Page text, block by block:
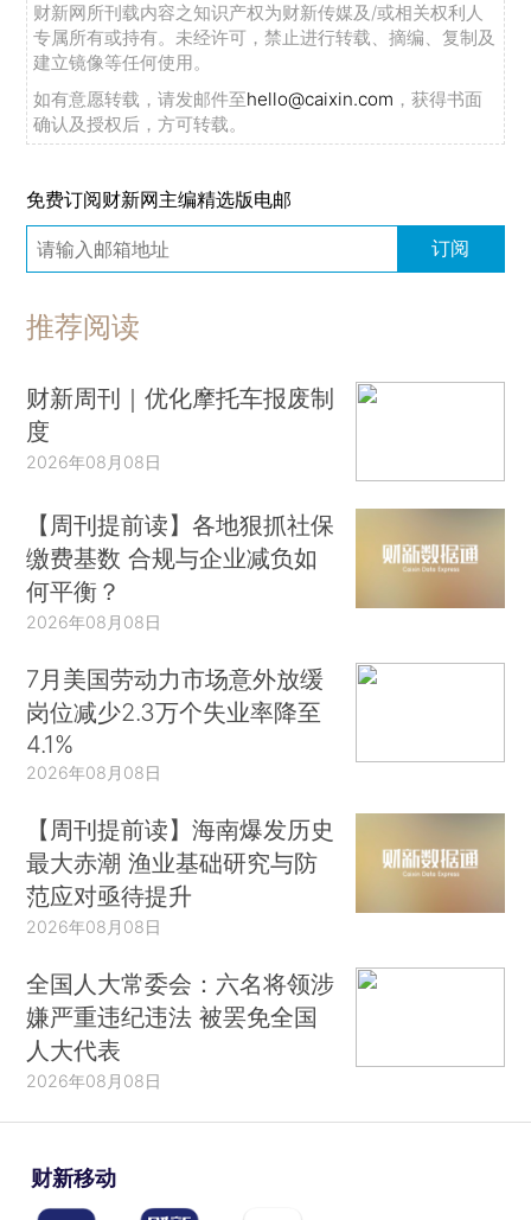
财新网所刊载内容之知识产权为财新传媒及/或相关权利人
专属所有或持有。未经许可，禁止进行转载、摘编、复制及
建立镜像等任何使用。
如有意愿转载，请发邮件至hello@caixin.com ，获得书面
确认及授权后，方可转载。
免费订阅财新网主编精选版电邮
订阅
推荐阅读
财新周刊｜优化摩托车报废制
度
2026年08月08日
【周刊提前读】各地狠抓社保
缴费基数 合规与企业减负如
何平衡？
2026年08月08日
7月美国劳动力市场意外放缓
岗位减少2.3万个失业率降至
4.1%
2026年08月08日
【周刊提前读】海南爆发历史
最大赤潮 渔业基础研究与防
范应对亟待提升
2026年08月08日
全国人大常委会：六名将领涉
嫌严重违纪违法 被罢免全国
人大代表
2026年08月08日
财新移动